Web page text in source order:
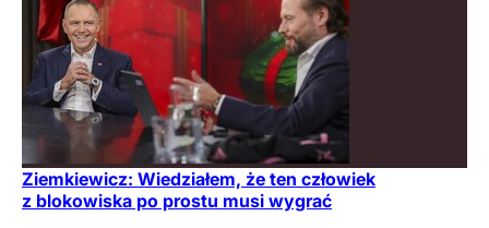
Ziemkiewicz: Wiedziałem, że ten człowiek
z blokowiska po prostu musi wygrać